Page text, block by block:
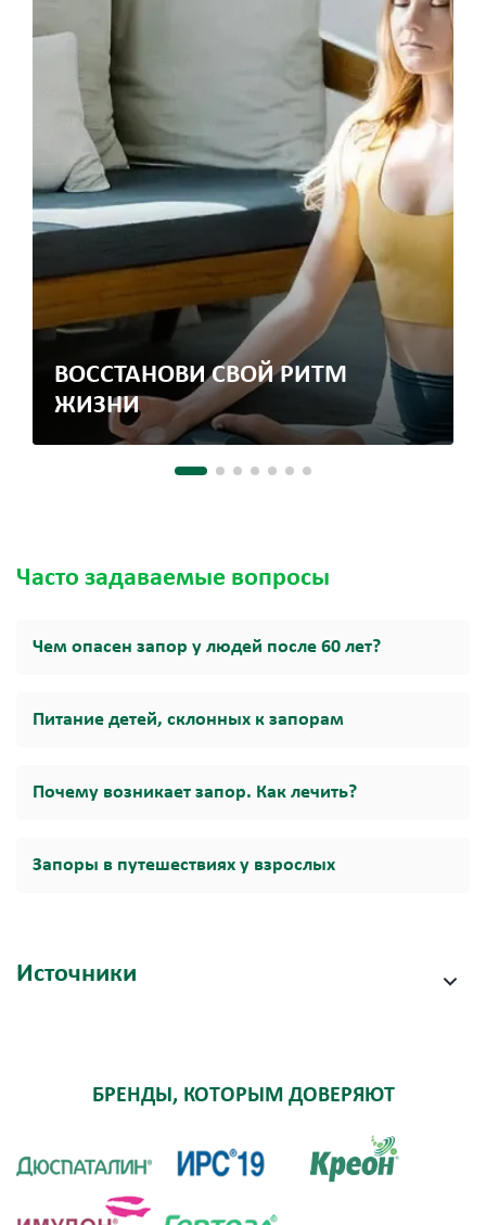
ВОССТАНОВИ СВОЙ РИТМ
ЖИЗНИ
Часто задаваемые вопросы
Чем опасен запор у людей после 60 лет?
Питание детей, склонных к запорам
Почему возникает запор. Как лечить?
Запоры в путешествиях у взрослых
Источники
БРЕНДЫ, КОТОРЫМ ДОВЕРЯЮТ